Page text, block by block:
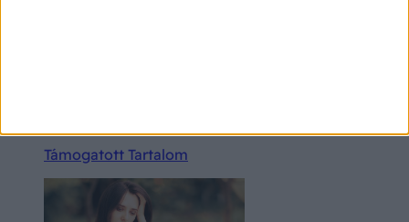
Támogatott Tartalom